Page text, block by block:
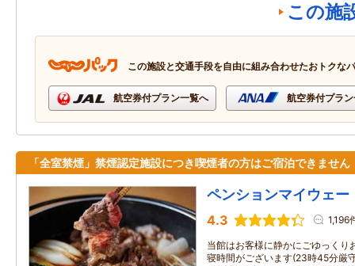
この施
この施設と交通手段を自由に組み合わせたおトクな
航空券付プラン一覧へ 航空券付プラ
「全室禁煙」禁煙認定施設につき喫煙者の方はご宿泊できません
ペンションマイウェー
4.3 1,196
当館はお客様に静かにごゆっくり
寝時間がございます(23時45分厳